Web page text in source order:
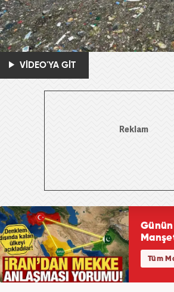
VİDEO'YA GİT